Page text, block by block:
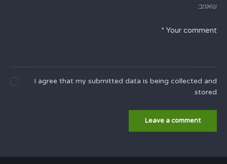
שאגיב.
I agree that my submitted data is being collected and
stored.